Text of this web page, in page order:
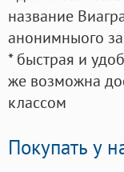
название
анонимныого
* быстрая и
же возможна
классом
Покупать у